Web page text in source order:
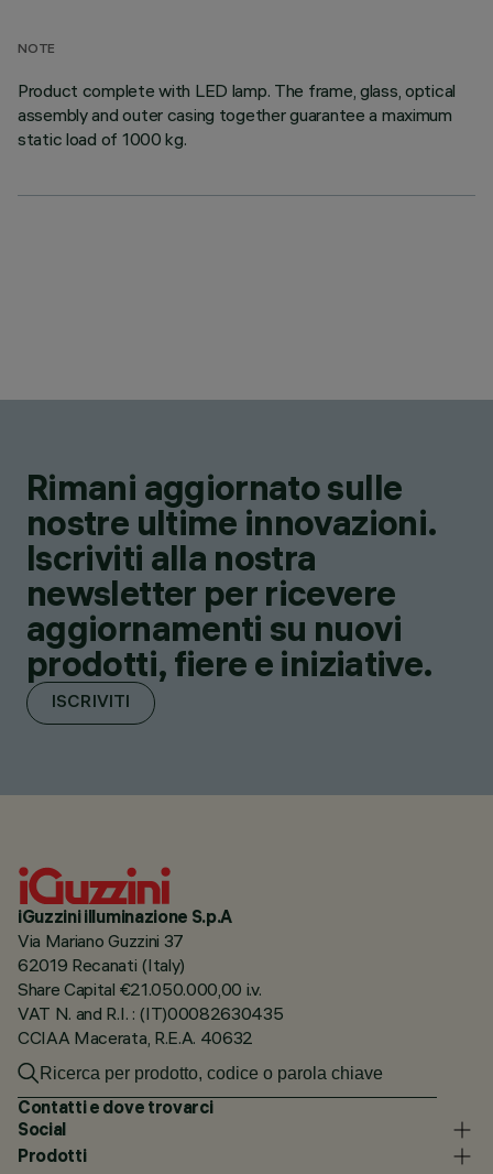
NOTE
Product complete with LED lamp. The frame, glass, optical
assembly and outer casing together guarantee a maximum
static load of 1000 kg.
Rimani aggiornato sulle
nostre ultime innovazioni.
Iscriviti alla nostra
newsletter per ricevere
aggiornamenti su nuovi
prodotti, fiere e iniziative.
ISCRIVITI
iGuzzini illuminazione S.p.A
Via Mariano Guzzini 37
62019 Recanati (Italy)
Share Capital €21.050.000,00 i.v.
VAT N. and R.I. : (IT)00082630435
CCIAA Macerata, R.E.A. 40632
Contatti e dove trovarci
Social
Prodotti